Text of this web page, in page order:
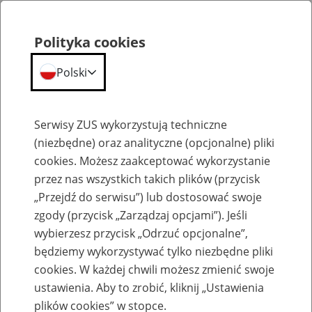
Aktualności
Zerowy PIT dla osób pracujących po
osiągnięciu wieku emerytalnego
Polityka cookies
Polski
Serwisy ZUS wykorzystują techniczne
(niezbędne) oraz analityczne (opcjonalne) pliki
cookies. Możesz zaakceptować wykorzystanie
przez nas wszystkich takich plików (przycisk
„Przejdź do serwisu”) lub dostosować swoje
zgody (przycisk „Zarządzaj opcjami”). Jeśli
wybierzesz przycisk „Odrzuć opcjonalne”,
będziemy wykorzystywać tylko niezbędne pliki
cookies. W każdej chwili możesz zmienić swoje
ustawienia. Aby to zrobić, kliknij „Ustawienia
plików cookies” w stopce.